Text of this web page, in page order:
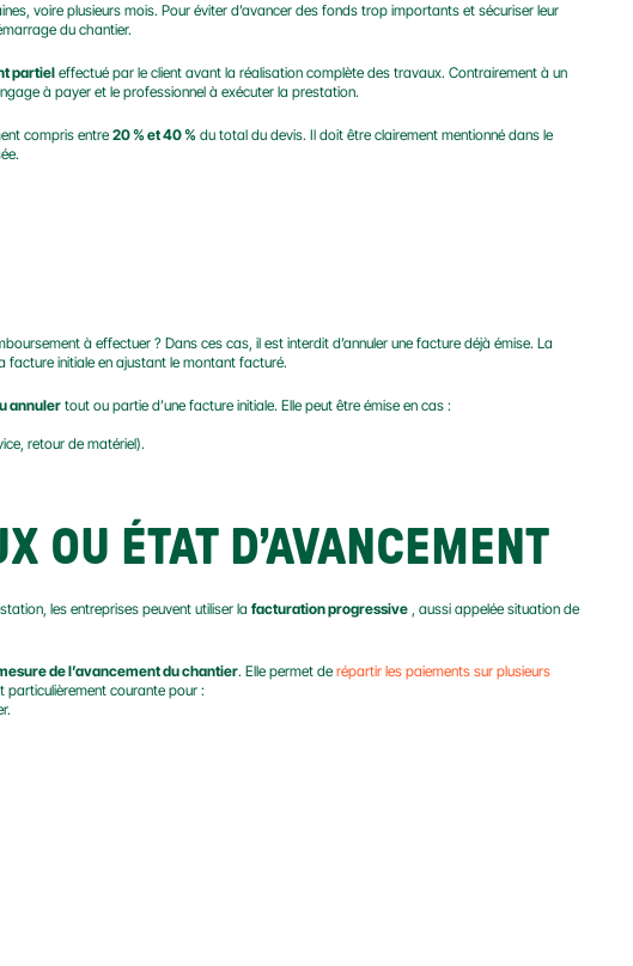
voire plusieurs mois. Pour éviter d’avancer des fonds trop importants et sécuriser leur
du chantier.
partiel
à payer et le professionnel à exécuter la prestation.
compris entre 20 % et 40 % du total du devis. Il doit être clairement mentionné dans le
à effectuer ? Dans ces cas, il est interdit d’annuler une facture déjà émise. La
facture initiale en ajustant le montant facturé.
annuler tout ou partie d’une facture initiale. Elle peut être émise en cas :
retour de matériel).
OU ÉTAT D’AVANCEMENT
les entreprises peuvent utiliser la facturation progressive , aussi appelée situation de
de l’avancement du chantier. Elle permet de répartir les paiements sur plusieurs
particulièrement courante pour :